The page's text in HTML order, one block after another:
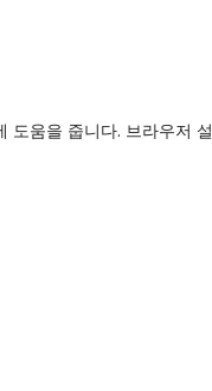
움을 줍니다. 브라우저